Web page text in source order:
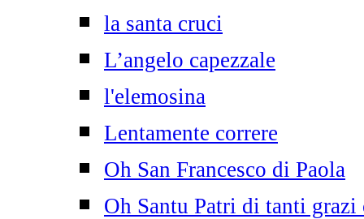
la santa cruci
L’angelo capezzale
l'elemosina
Lentamente correre
Oh San Francesco di Paola
Oh Santu Patri di tanti grazi